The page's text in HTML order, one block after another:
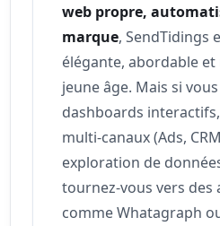
web propre,
marque, SendTidings
élégante, abordable
jeune âge. Mais si
dashboards
multi-canaux (Ads,
exploration de
tournez-vous vers des
comme Whatagraph